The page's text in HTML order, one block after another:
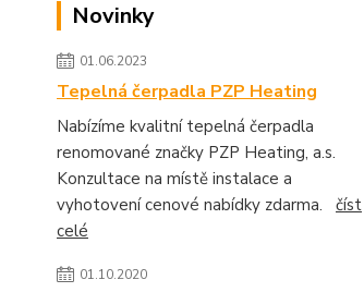
Novinky
01.06.2023
Tepelná čerpadla PZP Heating
Nabízíme kvalitní tepelná čerpadla
renomované značky PZP Heating, a.s.
Konzultace na místě instalace a
vyhotovení cenové nabídky zdarma. číst
celé
01.10.2020